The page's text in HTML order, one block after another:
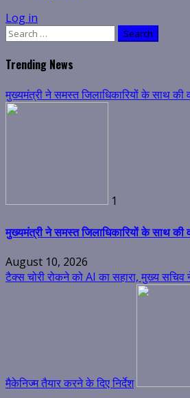
Log in
Search
Trending News
मुख्यमंत्री ने समस्त जिलाधिकारियों के साथ
1
मुख्यमंत्री ने समस्त जिलाधिकारियों के साथ
August 10, 2026
टैक्स चोरी रोकने को AI का सहारा, मुख्य
मैकेनिज्म तैयार करने के दिए निर्देश